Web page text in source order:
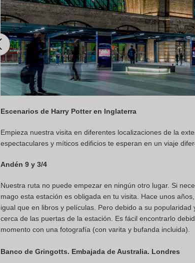
Escenarios de Harry Potter en Inglaterra
Empieza nuestra visita en diferentes localizaciones de la
espectaculares y míticos edificios te esperan en un viaje
Andén 9 y 3/4
Nuestra ruta no puede empezar en ningún otro lugar. Si
mago esta estación es obligada en tu visita. Hace unos
igual que en libros y películas. Pero debido a su
cerca de las puertas de la estación. Es fácil encontrarlo
momento con una fotografía (con varita y bufanda incluida).
Banco de Gringotts. Embajada de Australia. Londres